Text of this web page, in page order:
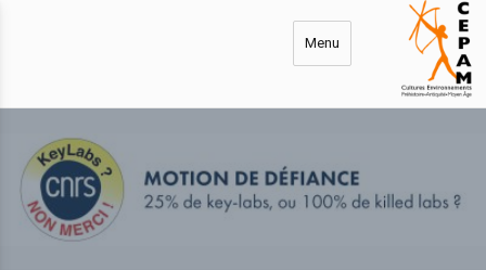
Menu